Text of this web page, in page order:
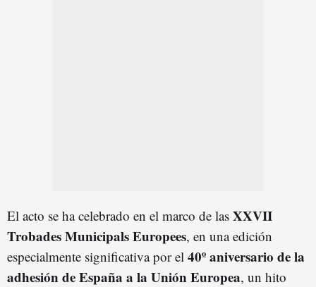
El acto se ha celebrado en el marco de las XXVII
Trobades Municipals Europees, en una edición
especialmente significativa por el 40º aniversario de la
adhesión de España a la Unión Europea, un hito